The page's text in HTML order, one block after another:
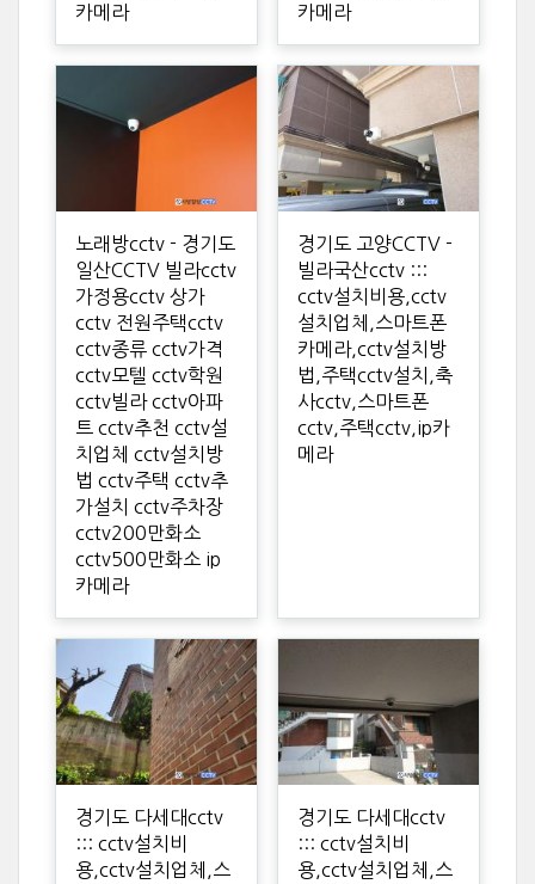
카메라
카메라
노래방cctv - 경기도
일산CCTV 빌라cctv
가정용cctv 상가
cctv 전원주택cctv
cctv종류 cctv가격
cctv모텔 cctv학원
cctv빌라 cctv아파
트 cctv추천 cctv설
치업체 cctv설치방
법 cctv주택 cctv추
가설치 cctv주차장
cctv200만화소
cctv500만화소 ip
카메라
경기도 고양CCTV -
빌라국산cctv :::
cctv설치비용,cctv
설치업체,스마트폰
카메라,cctv설치방
법,주택cctv설치,축
사cctv,스마트폰
cctv,주택cctv,ip카
메라
경기도 다세대cctv
::: cctv설치비
용,cctv설치업체,스
경기도 다세대cctv
::: cctv설치비
용,cctv설치업체,스